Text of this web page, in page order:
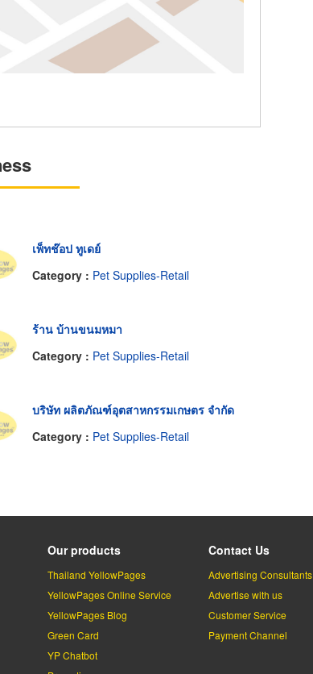
เพ็ทช๊อป ทูเดย์
Category : Pet Supplies-Retail
ร้าน บ้านขนมหมา
Category : Pet Supplies-Retail
บริษัท ผลิตภัณฑ์อุตสาหกรรมเกษตร จำกัด
Category : Pet Supplies-Retail
Our products
Thailand YellowPages
YellowPages Online Service
YellowPages Blog
Green Card
YP Chatbot
Contact Us
Advertising Consultants
Advertise with us
Customer Service
Payment Channel